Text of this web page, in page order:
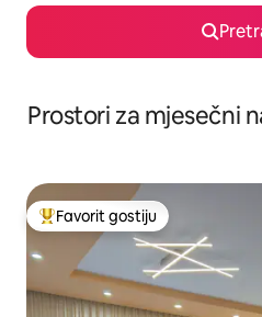
Prostori za mjesečni
Glavni favorit gostiju
Favorit gostiju